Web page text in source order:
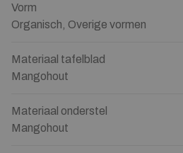
Vorm
Organisch, Overige vormen
Materiaal tafelblad
Mangohout
Materiaal onderstel
Mangohout